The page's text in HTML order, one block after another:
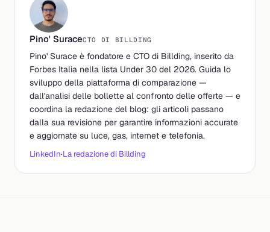
Pino' SuraceCTO DI BILLDING
Pino' Surace è fondatore e CTO di Billding, inserito da
Forbes Italia nella lista Under 30 del 2026. Guida lo
sviluppo della piattaforma di comparazione —
dall'analisi delle bollette al confronto delle offerte — e
coordina la redazione del blog: gli articoli passano
dalla sua revisione per garantire informazioni accurate
e aggiornate su luce, gas, internet e telefonia.
LinkedIn·La redazione di Billding